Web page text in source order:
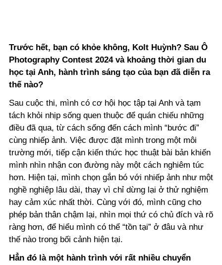
Trước hết, bạn có khỏe không, Kolt Huỳnh? Sau Ô
PhotographyContest 2024 và khoảng thời gian du
học tại Anh, hành trình sáng tạo của bạn đã diễn ra
thế nào?
Sau cuộc thi, mình có cơ hội học tập tại Anh và tạm
tách khỏi nhịp sống quen thuộc để quán chiếu những
điều đã qua, từ cách sống đến cách mình “bước đi”
cùng nhiếp ảnh. Việc được đặt mình trong một môi
trường mới, tiếp cận kiến thức học thuật bài bản khiến
mình nhìn nhận con đường này một cách nghiêm túc
hơn. Hiện tại, mình chọn gắn bó với nhiếp ảnh như một
nghề nghiệp lâu dài, thay vì chỉ dừng lại ở thử nghiệm
hay cảm xúc nhất thời. Cùng với đó, mình cũng cho
phép bản thân chậm lại, nhìn mọi thứ có chủ đích và rõ
ràng hơn, để hiểu mình có thể “tồn tại” ở đâu và như
thế nào trong bối cảnh hiện tại.
Hẳn đó là một hành trình với rất nhiều chuyển